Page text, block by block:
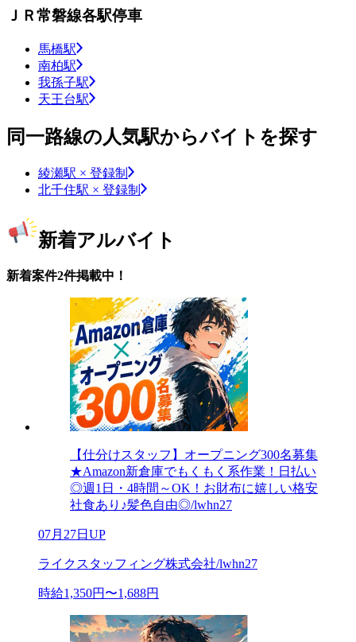
ＪＲ常磐線各駅停車
馬橋駅
南柏駅
我孫子駅
天王台駅
同一路線の人気駅からバイトを探す
綾瀬駅 × 登録制
北千住駅 × 登録制
新着アルバイト
新着案件2件掲載中！
【仕分けスタッフ】オープニング300名募集
★Amazon新倉庫でもくもく系作業！日払い
◎週1日・4時間～OK！お財布に嬉しい格安
社食あり♪髪色自由◎/lwhn27
07月27日UP
ライクスタッフィング株式会社/lwhn27
時給1,350円〜1,688円